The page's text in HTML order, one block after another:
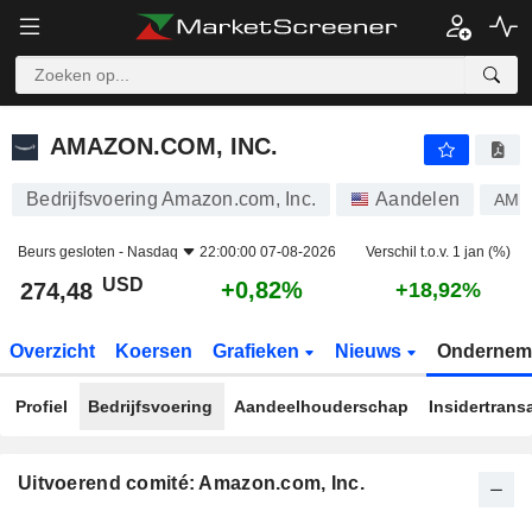
AMAZON.COM, INC.
AMAZON.COM, INC.
Bedrijfsvoering Amazon.com, Inc. Aandelen
Beurs gesloten - Nasdaq 22:00:00 07-08-2026 Verschil t.o.v. 1 jan (%)
274,48 USD +0,82% +18,92%
Overzicht Koersen Grafieken Nieuws
Profiel Bedrijfsvoering Aandeelhouderschap
Uitvoerend comité: Amazon.com, Inc.